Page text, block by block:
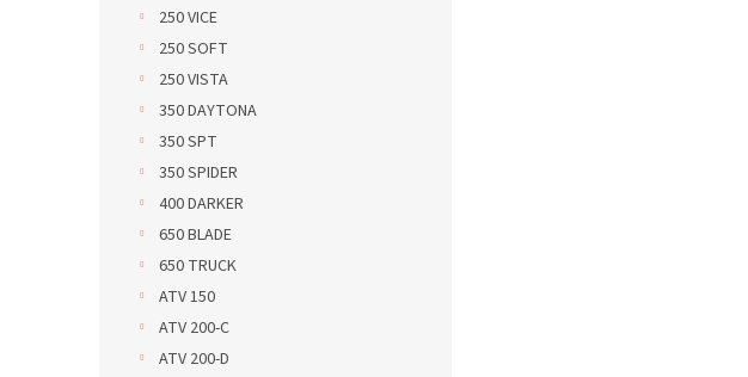
250 VICE
250 SOFT
250 VISTA
350 DAYTONA
350 SPT
350 SPIDER
400 DARKER
650 BLADE
650 TRUCK
ATV 150
ATV 200-C
ATV 200-D